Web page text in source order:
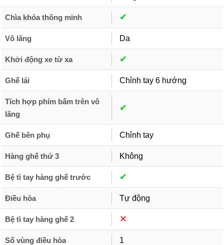
Chìa khóa thông minh ✔︎
Vô lăng Da
Khởi động xe từ xa ✔︎
Ghế lái Chỉnh tay 6 hướng
Tích hợp phím bấm trên vô
lăng
✔︎
Ghế bên phụ Chỉnh tay
Hàng ghế thứ 3 Không
Bệ tì tay hàng ghế trước ✔︎
Điều hòa Tự động
Bệ tì tay hàng ghế 2 ✕︎
Số vùng điều hòa 1